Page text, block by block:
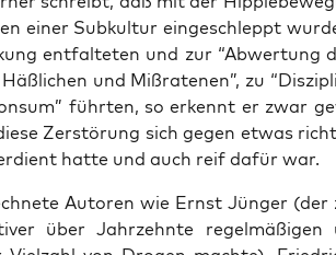
einer Sub­kul­tur ein­ge­schleppt
ent­fal­te­ten und zur “Abwer­tung
und Miß­ra­te­nen”, zu
führ­ten, so erkennt er zwar
Zer­stö­rung sich gegen etwas
hat­te und auch reif dafür war.
Autoren wie Ernst Jün­ger (der
über Jahr­zehn­te regel­mä­ßi­gen